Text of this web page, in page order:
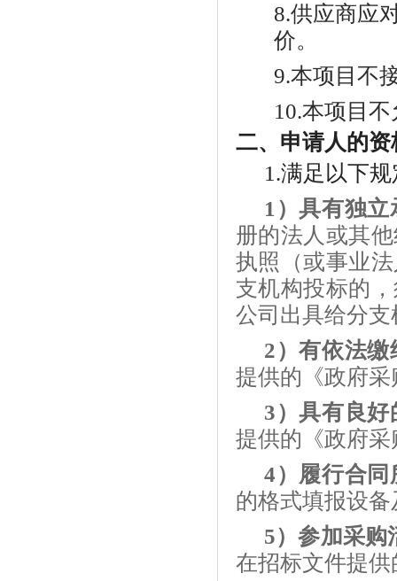
8.供应商应
价。
9.本项目不
10.本项目不
二、申请人的资
1.满足 以下规
1）具有独
册的法人或其
执照（或事业
支机构投标的
公司出具给分
2）有依法
提供的《政府
3）具有良
提供的《政府
4）履行合
的格式填报设
5）参加采购
在招标文件提